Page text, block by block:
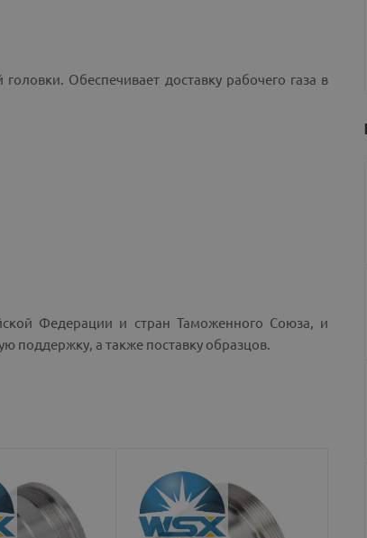
Обеспечивает доставку рабочего газа в
Федерации и стран Таможенного Союза, и
поддержку, а также поставку образцов.